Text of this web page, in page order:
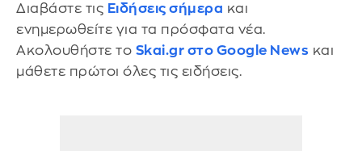
Διαβάστε τις Ειδήσεις σήμερα και
ενημερωθείτε για τα πρόσφατα νέα.
Ακολουθήστε το Skai.gr στο Google News και
μάθετε πρώτοι όλες τις ειδήσεις.